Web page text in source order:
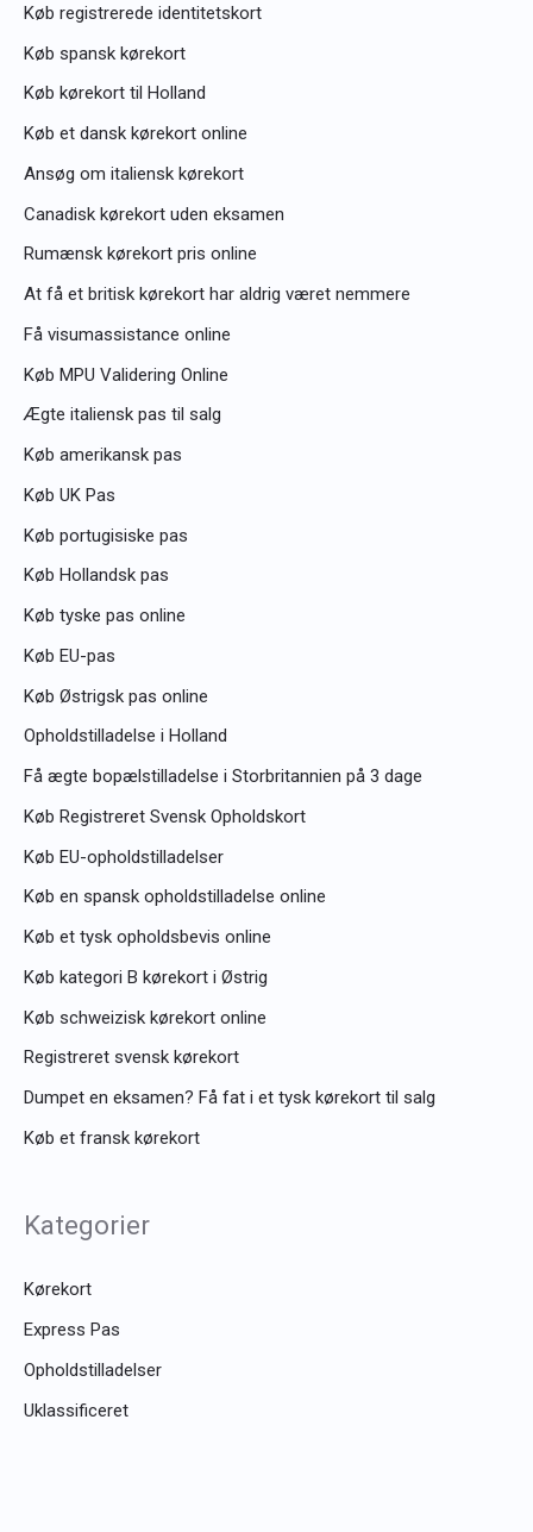
:
Køb registrerede identitetskort
Køb spansk kørekort
Køb kørekort til Holland
Køb et dansk kørekort online
Ansøg om italiensk kørekort
Canadisk kørekort uden eksamen
Rumænsk kørekort pris online
At få et britisk kørekort har aldrig været nemmere
Få visumassistance online
Køb MPU Validering Online
Ægte italiensk pas til salg
Køb amerikansk pas
Køb UK Pas
Køb portugisiske pas
Køb Hollandsk pas
Køb tyske pas online
Køb EU-pas
Køb Østrigsk pas online
Opholdstilladelse i Holland
Få ægte bopælstilladelse i Storbritannien på 3 dage
Køb Registreret Svensk Opholdskort
Køb EU-opholdstilladelser
Køb en spansk opholdstilladelse online
Køb et tysk opholdsbevis online
Køb kategori B kørekort i Østrig
Køb schweizisk kørekort online
Registreret svensk kørekort
Dumpet en eksamen? Få fat i et tysk kørekort til salg
Køb et fransk kørekort
Kategorier
Kørekort
Express Pas
Opholdstilladelser
Uklassificeret